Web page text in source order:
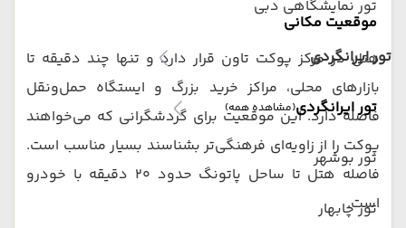
تور نمایشگاهی دبی
تور ایرانگردی
تور ایرانگردی(مشاهده همه)
تور بوشهر
تور چابهار
موقعیت مکانی
هتل در مرکز پوکت تاون قرار دارد و تنها چند دقیقه تا
بازارهای محلی، مراکز خرید بزرگ و ایستگاه حمل‌ونقل
فاصله دارد. این موقعیت برای گردشگرانی که می‌خواهند
پوکت را از زاویه‌ای فرهنگی‌تر بشناسند بسیار مناسب است.
فاصله هتل تا ساحل پاتونگ حدود ۲۰ دقیقه با خودرو
است.